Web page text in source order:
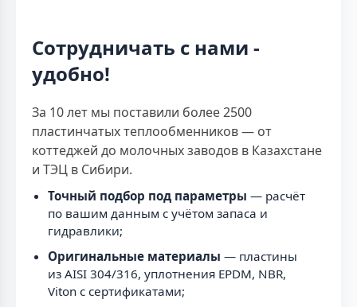
Сотрудничать с нами -
удобно!
За 10 лет мы поставили более 2500
пластинчатых теплообменников — от
коттеджей до молочных заводов в Казахстане
и ТЭЦ в Сибири.
Точный подбор под параметры — расчёт
по вашим данным с учётом запаса и
гидравлики;
Оригинальные материалы — пластины
из AISI 304/316, уплотнения EPDM, NBR,
Viton с сертификатами;